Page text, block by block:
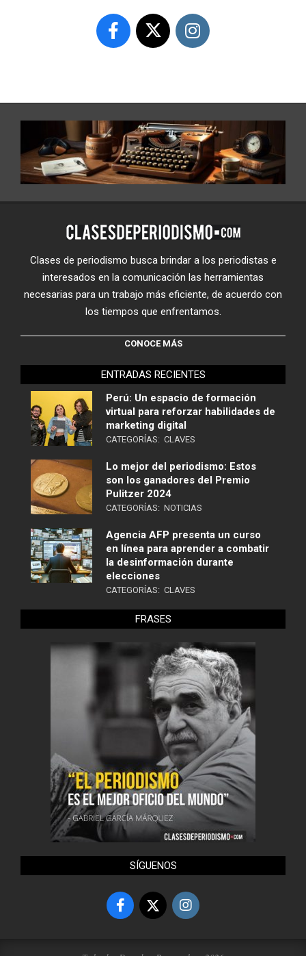
Clases de periodismo busca brindar a los periodistas e
interesados en la comunicación las herramientas
necesarias para un trabajo más eficiente, de acuerdo con
los tiempos que enfrentamos.
CONOCE MÁS
ENTRADAS RECIENTES
Perú: Un espacio de formación
virtual para reforzar habilidades de
marketing digital
CATEGORÍAS: CLAVES
Lo mejor del periodismo: Estos
son los ganadores del Premio
Pulitzer 2024
CATEGORÍAS: NOTICIAS
Agencia AFP presenta un curso
en línea para aprender a combatir
la desinformación durante
elecciones
CATEGORÍAS: CLAVES
FRASES
SÍGUENOS